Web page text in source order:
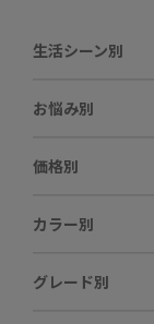
生活シーン別
お悩み別
価格別
カラー別
グレード別